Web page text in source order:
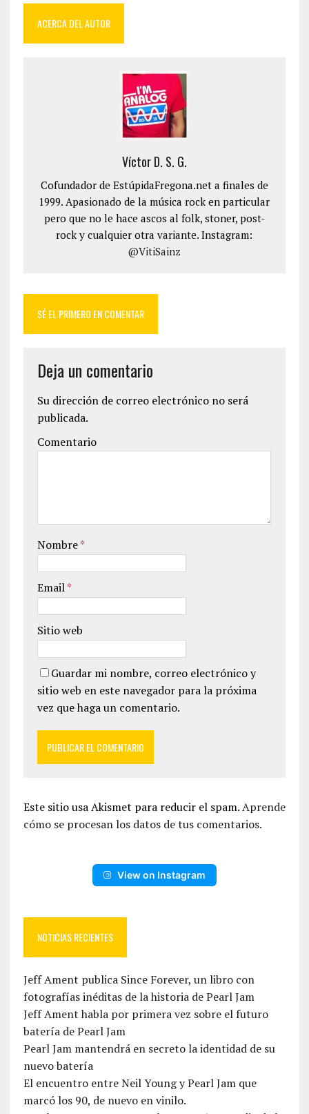
ACERCA DEL AUTOR
Víctor D. S. G.
Cofundador de EstúpidaFregona.net a finales de
1999. Apasionado de la música rock en particular
pero que no le hace ascos al folk, stoner, post-
rock y cualquier otra variante. Instagram:
@VitiSainz
SÉ EL PRIMERO EN COMENTAR
Deja un comentario
Su dirección de correo electrónico no será
publicada.
Comentario
Nombre*
Email*
Sitio web
Guardar mi nombre, correo electrónico y
sitio web en este navegador para la próxima
vez que haga un comentario.
Este sitio usa Akismet para reducir el spam.Aprende
cómo se procesan los datos de tus comentarios.
View on Instagram
NOTICIAS RECIENTES
Jeff Ament publica Since Forever, un libro con
fotografías inéditas de la historia de Pearl Jam
Jeff Ament habla por primera vez sobre el futuro
batería de Pearl Jam
Pearl Jam mantendrá en secreto la identidad de su
nuevo batería
El encuentro entre Neil Young y Pearl Jam que
marcó los 90, de nuevo en vinilo.